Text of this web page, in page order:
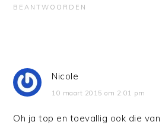
BEANTWOORDEN
Nicole
10 maart 2015 om 2:01 pm
Oh ja top en toevallig ook die van